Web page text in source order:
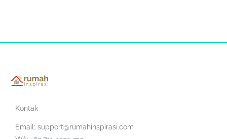
Kontak
Email: support@rumahinspirasi.com